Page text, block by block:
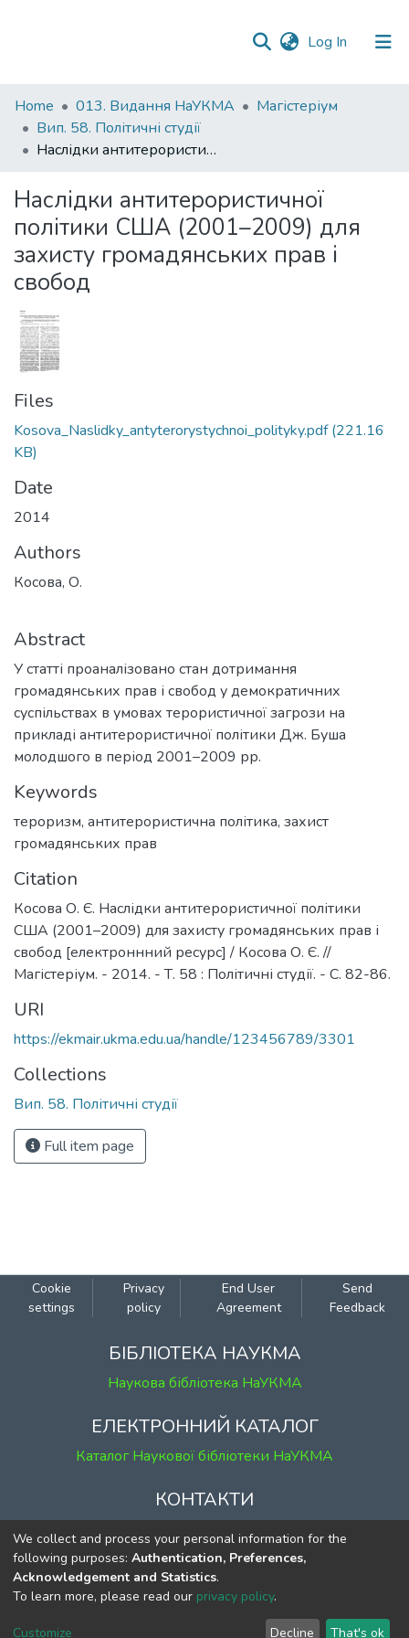
Log In (current)
Communities
&
Collections
Statistics
Home 013. Видання НаУКМА
Магістеріум
Вип. 58. Політичні студії
Наслідки антитерористичної політики США (2001–2009) для захисту громадянських прав і свобод
Наслідки антитерористичної
політики США (2001–2009) для
захисту громадянських прав і
свобод
Files
Kosova_Naslidky_antyterorystychnoi_polityky.pdf(221.16
KB)
Date
2014
Authors
Косова, О.
Abstract
У статті проаналізовано стан дотримання
громадянських прав і свобод у демократичних
суспільствах в умовах терористичної загрози на
прикладі антитерористичної політики Дж. Буша
молодшого в період 2001–2009 рр.
Keywords
тероризм, антитерористична політика, захист
громадянських прав
Citation
Косова О. Є. Наслідки антитерористичної політики
США (2001–2009) для захисту громадянських прав і
свобод [електроннний ресурс] / Косова О. Є. //
Магістеріум. - 2014. - Т. 58 : Політичні студії. - С. 82-86.
URI
https://ekmair.ukma.edu.ua/handle/123456789/3301
Collections
Вип. 58. Політичні студії
Full item page
Cookie
settings
Privacy
policy
End User
Agreement
Send
Feedback
БІБЛІОТЕКА НАУКМА
Наукова бібліотека НаУКМА
ЕЛЕКТРОННИЙ КАТАЛОГ
Каталог Наукової бібліотеки НаУКМА
КОНТАКТИ
м. Київ, вул. Григорія Сковороди, 2
к. 1, к. 120
тел. (044) 463-69-31
ekmair@ukma.edu.ua
We collect and process your personal information for the
following purposes: Authentication, Preferences,
Acknowledgement and Statistics.
To learn more, please read our privacy policy.
Customize Decline That's ok